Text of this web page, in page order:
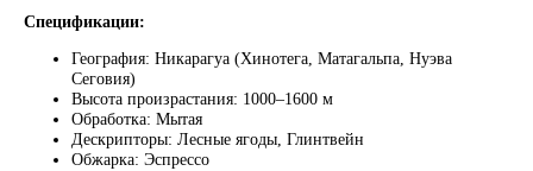
Спецификации:
География: Никарагуа (Хинотега, Матагальпа, Нуэва
Сеговия)
Высота произрастания: 1000–1600 м
Обработка: Мытая
Дескрипторы: Лесные ягоды, Глинтвейн
Обжарка: Эспрессо